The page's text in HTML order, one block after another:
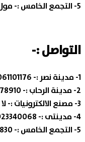
5- التجمع الخامس :-
التواصل :-
1- مدينة نصر :-
2- مدينة الرحاب :-
3- مصنع الالكترونيات :-
4- مدينتى :-
5- التجمع الخامس :-